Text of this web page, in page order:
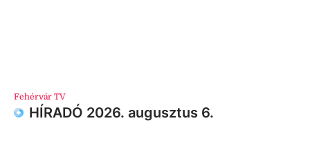
Fehérvár TV
HÍRADÓ 2026. augusztus 6.